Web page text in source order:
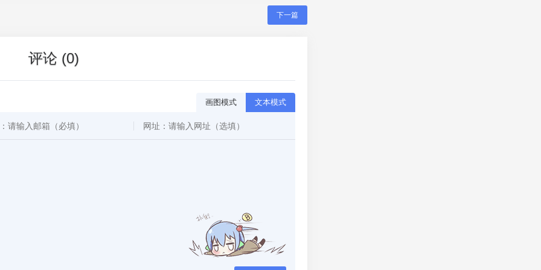
下一篇
评论 (0)
画图模式 文本模式